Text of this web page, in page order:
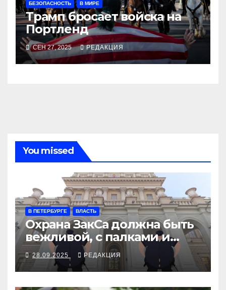
БЕЗОПАСНОСТЬ В МИРЕ
Трамп бросает войска на
Портленд
СЕН 27, 2025 РЕДАКЦИЯ
You missed
В ПЕТЕРБУРГЕ ВЛАСТЬ
Охрана ЗакСа должна быть
вежливой, с палками и
наручниками
28.09.2025 РЕДАКЦИЯ